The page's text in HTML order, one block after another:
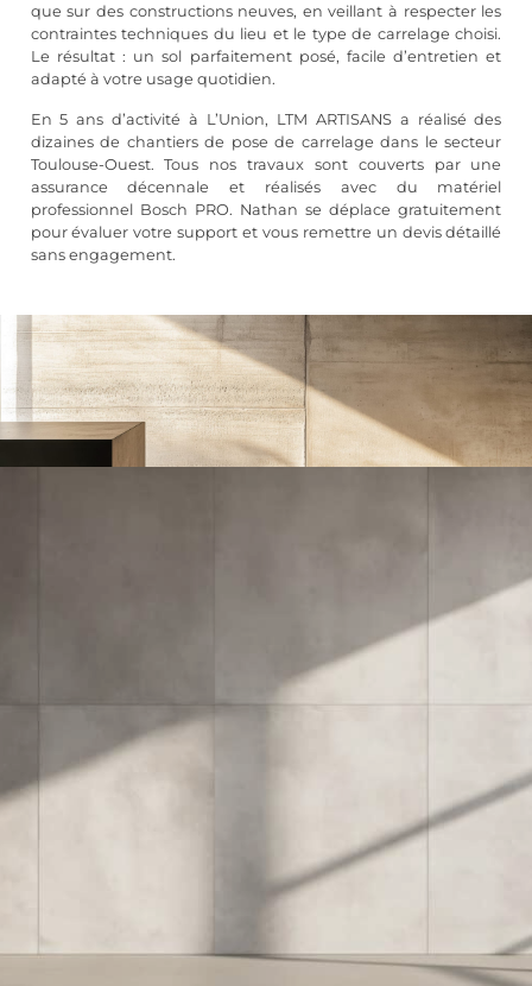
que sur des constructions neuves, en veillant à respecter les
contraintes techniques du lieu et le type de carrelage choisi.
Le résultat : un sol parfaitement posé, facile d’entretien et
adapté à votre usage quotidien.
En 5 ans d’activité à L’Union, LTM ARTISANS a réalisé des
dizaines de chantiers de pose de carrelage dans le secteur
Toulouse-Ouest. Tous nos travaux sont couverts par une
assurance décennale et réalisés avec du matériel
professionnel Bosch PRO. Nathan se déplace gratuitement
pour évaluer votre support et vous remettre un devis détaillé
sans engagement.